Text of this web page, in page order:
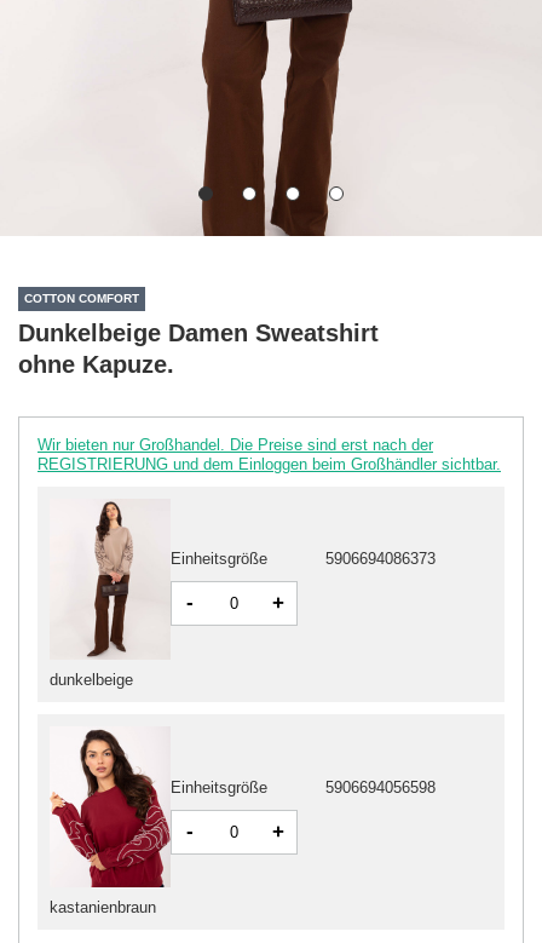
COTTON COMFORT
Dunkelbeige Damen Sweatshirt
ohne Kapuze.
Wir bieten nur Großhandel. Die Preise sind erst nach der
REGISTRIERUNG und dem Einloggen beim Großhändler sichtbar.
dunkelbeige
Einheitsgröße 5906694086373
- +
kastanienbraun
Einheitsgröße 5906694056598
- +